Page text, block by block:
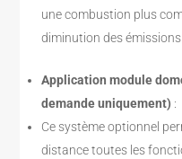
une combustion plus
diminution des émissions
Application module
demande uniquement) :
Ce système optionnel
distance toutes les